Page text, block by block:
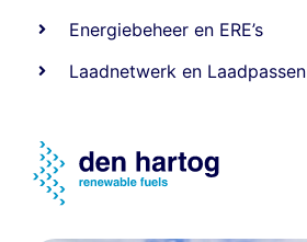
Energiebeheer en ERE’s
Laadnetwerk en Laadpassen